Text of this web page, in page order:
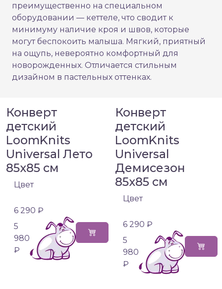
преимущественно на специальном
оборудовании — кеттеле, что сводит к
минимуму наличие кроя и швов, которые
могут беспокоить малыша. Мягкий, приятный
на ощупь, невероятно комфортный для
новорожденных. Отличается стильным
дизайном в пастельных оттенках.
Конверт
детский
LoomKnits
Universal Лето
85х85 см
Цвет
6 290 ₽
5
980
₽
Конверт
детский
LoomKnits
Universal
Демисезон
85х85 см
Цвет
6 290 ₽
5
980
₽